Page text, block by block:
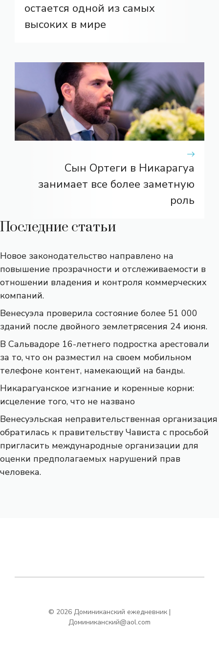
остается одной из самых
высоких в мире
Сын Ортеги в Никарагуа
занимает все более заметную
роль
Последние статьи
Новое законодательство направлено на
повышение прозрачности и отслеживаемости в
отношении владения и контроля коммерческих
компаний.
Венесуэла проверила состояние более 51 000
зданий после двойного землетрясения 24 июня.
В Сальвадоре 16-летнего подростка арестовали
за то, что он разместил на своем мобильном
телефоне контент, намекающий на банды.
Никарагуанское изгнание и коренные корни:
исцеление того, что не названо
Венесуэльская неправительственная организация
обратилась к правительству Чависта с просьбой
пригласить международные организации для
оценки предполагаемых нарушений прав
человека.
© 2026 Доминиканский ежедневник |
Доминиканский@aol.com